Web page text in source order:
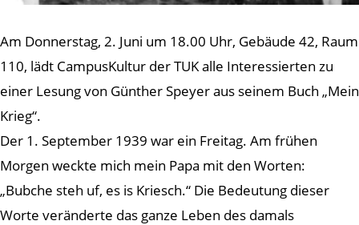
Am Donnerstag, 2. Juni um 18.00 Uhr, Gebäude 42, Raum
110, lädt CampusKultur der TUK alle Interessierten zu
einer Lesung von Günther Speyer aus seinem Buch „Mein
Krieg“.
Der 1. September 1939 war ein Freitag. Am frühen
Morgen weckte mich mein Papa mit den Worten:
„Bubche steh uf, es is Kriesch.“ Die Bedeutung dieser
Worte veränderte das ganze Leben des damals